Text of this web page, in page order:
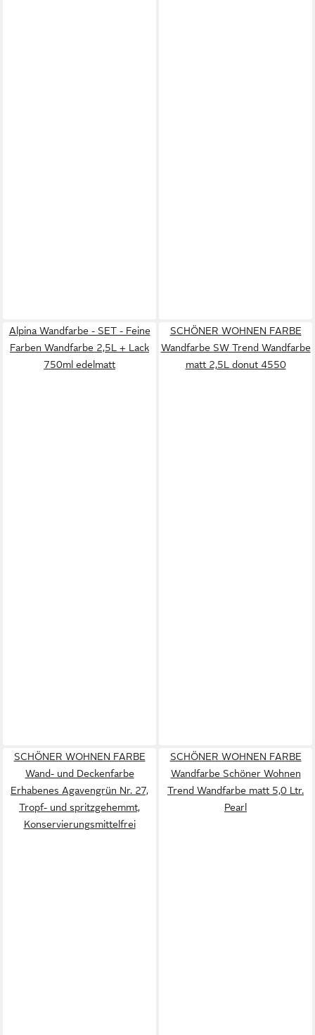
Alpina Wandfarbe - SET - Feine
Farben Wandfarbe 2,5L + Lack
750ml edelmatt
SCHÖNER WOHNEN FARBE
Wandfarbe SW Trend Wandfarbe
matt 2,5L donut 4550
SCHÖNER WOHNEN FARBE
Wand- und Deckenfarbe
Erhabenes Agavengrün Nr. 27,
Tropf- und spritzgehemmt,
Konservierungsmittelfrei
SCHÖNER WOHNEN FARBE
Wandfarbe Schöner Wohnen
Trend Wandfarbe matt 5,0 Ltr.
Pearl